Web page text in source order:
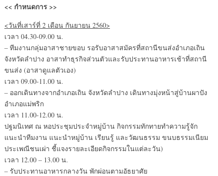
<< กำหนดการ >>
<วันที่เสาร์ที่ 2 เดือน กันยายน 2560>
เวลา 04.30-09.00 น.
– ทีมงานกลุ่มอาสาชายขอบ รอรับอาสาสมัครที่สถานีขนส่งอำเภอเถิน
จังหวัดลำปาง อาสาทำธุรกิจส่วนตัวและรับประทานอาหารเช้าที่สถานี
ขนส่ง (อาสาดูแลตัวเอง)
เวลา 09.00-11.00 น.
– ออกเดินทางจากอำเภอเถิน จังหวัดลำปาง เดินทางมุ่งหน้าสู่บ้านผาปัง
อำเภอแม่พริก
เวลา 11.00-12.00 น.
ปฐมนิเทศ ณ หอประชุมประจำหมู่บ้าน กิจกรรมทักทายทำความรู้จัก
แนะนำทีมงาน แนะนำหมู่บ้าน เรียนรู้ และวัฒนธรรม ขนบธรรมเนียม
ประเพณีชนเผ่า ชี้แจงรายละเอียดกิจกรรมในแต่ละวัน)
เวลา 12.00 – 13.00 น.
– รับประทานอาหารกลางวัน พักผ่อนตามอัธยาศัย